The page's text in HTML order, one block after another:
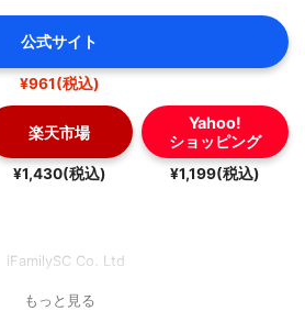
公式サイト
¥961(税込)
楽天市場
¥1,430(税込)
Yahoo!
ショッピング
¥1,199(税込)
iFamilySC Co. Ltd
もっと見る